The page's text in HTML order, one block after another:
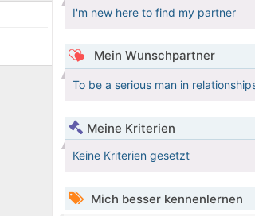
I'm new here to find my partner
Mein Wunschpartner
To be a serious man in
Meine Kriterien
Keine Kriterien gesetzt
Mich besser kennenlernen